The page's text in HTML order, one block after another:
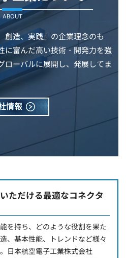
ABOUT
創造、実践』の企業理念のも
に富んだ高い技術・開発力を強
ローバルに展開し、発展してま
情報
ただける最適なコネクタ
を持ち、どのような役割を果た
、基本性能、トレンドなど様々
日本航空電子工業株式会社